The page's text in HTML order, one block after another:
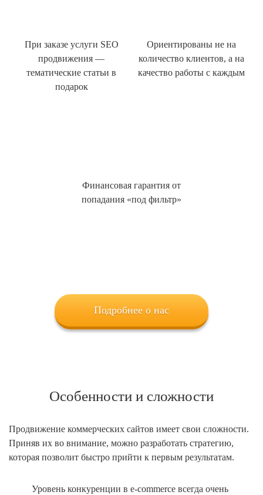
При заказе услуги SEO
продвижения —
тематические статьи в
подарок
Ориентированы не на
количество клиентов, а на
качество работы с каждым
Финансовая гарантия от
попадания «под фильтр»
Подробнее о нас
Особенности и сложности
Продвижение коммерческих сайтов имеет свои сложности.
Приняв их во внимание, можно разработать стратегию,
которая позволит быстро прийти к первым результатам.
Уровень конкуренции в e-commerce всегда очень